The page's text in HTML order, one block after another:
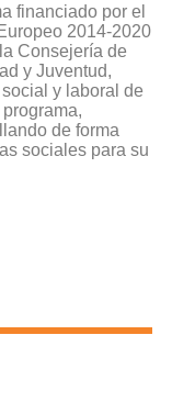
financiado por el
2014-2020
Consejería de
y Juventud,
y laboral de
de forma
sociales para su